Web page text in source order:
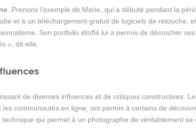
. Prenons l’exemple de Marie, qui a débuté pendant la
et à un téléchargement gratuit de logiciels de retouche,
Son portfolio étoffé lui a permis de décrocher
», dit-elle.
de diverses influences et de critiques constructives.
communautés en ligne, ont permis à certains de
qui permet à un photographe de véritablement se